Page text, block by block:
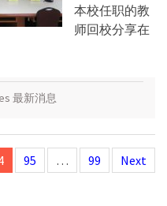
本校任职的教
师回校分享在
最新消息
95 … 99 Next